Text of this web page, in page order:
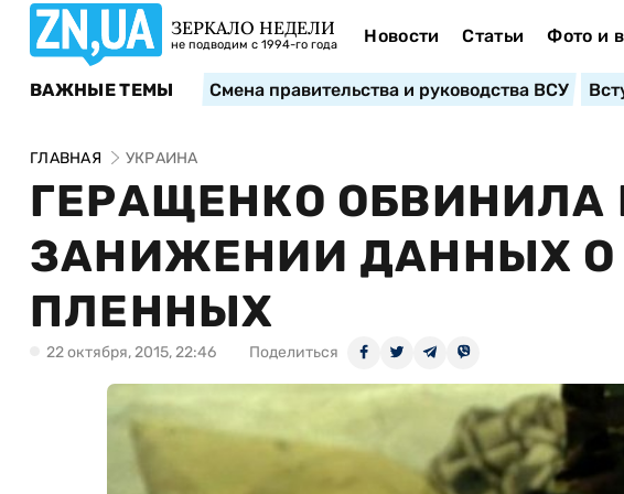
ЗЕРКАЛО НЕДЕЛИ
не подводим с 1994-го года Новости Статьи Фото и
ВАЖНЫЕ ТЕМЫ Смена правительства и руководства ВСУ
ГЛАВНАЯ УКРАИНА
ГЕРАЩЕНКО ОБВИНИЛА
ЗАНИЖЕНИИ ДАННЫХ О
ПЛЕННЫХ
22 октября, 2015, 22:46 Поделиться